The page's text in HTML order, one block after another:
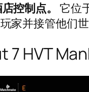
控制点。 它位
家并接管他们世
7 HVT